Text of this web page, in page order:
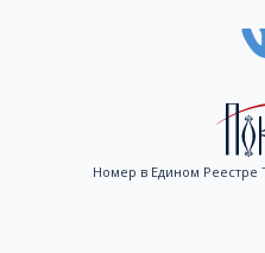
Номер в Едином Реестре